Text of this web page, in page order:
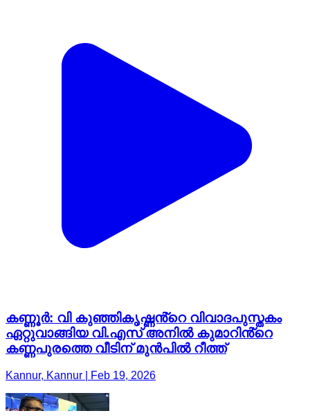
കണ്ണൂർ: വി കുഞ്ഞികൃഷ്ണൻ്റെ വിവാദപുസ്തകം
ഏറ്റുവാങ്ങിയ വി.എസ് അനിൽ കുമാറിൻ്റെ
കണ്ണപുരത്തെ വീടിന് മുൻപിൽ റീത്ത്
Kannur, Kannur | Feb 19, 2026